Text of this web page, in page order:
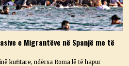
e Migrantëve në Spanjë me të
kufitare, ndërsa Roma lë të hapur